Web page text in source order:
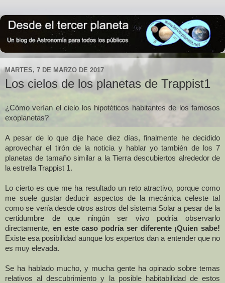
MARTES, 7 DE MARZO DE 2017
Los cielos de los planetas de Trappist1
¿Cómo verían el cielo los hipotéticos habitantes de los famosos
exoplanetas?
A pesar de lo que dije hace diez días, finalmente he decidido
aprovechar el tirón de la noticia y hablar yo también de los 7
planetas de tamaño similar a la Tierra descubiertos alrededor de
la estrella Trappist 1.
Lo cierto es que me ha resultado un reto atractivo, porque como
me suele gustar deducir aspectos de la mecánica celeste tal
como se vería desde otros astros del sistema Solar a pesar de la
certidumbre de que ningún ser vivo podría observarlo
directamente, en este caso podría ser diferente ¡Quien sabe!
Existe esa posibilidad aunque los expertos dan a entender que no
es muy elevada.
Se ha hablado mucho, y mucha gente ha opinado sobre temas
relativos al descubrimiento y la posible habitabilidad de estos